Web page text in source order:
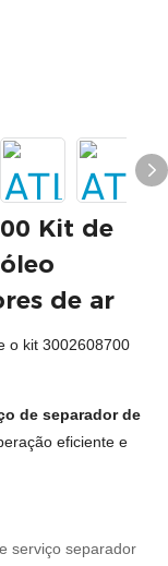
Kit de
de ar
o kit 3002608700
de separador de
eficiente e
serviço separador